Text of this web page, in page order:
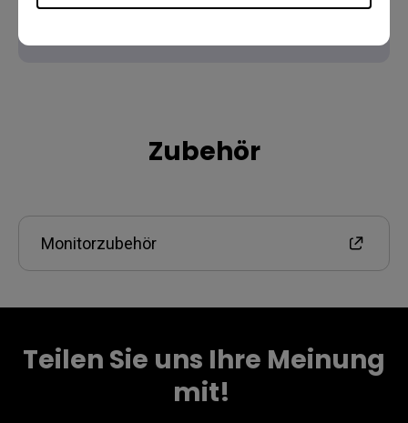
Zubehör
Monitorzubehör
Teilen Sie uns Ihre Meinung
mit! ​